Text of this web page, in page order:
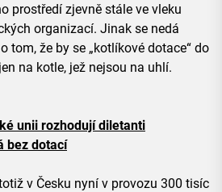
prostředí zjevně stále ve vleku
organizací. Jinak se nedá
tom, že by se „kotlíkové dotace“ do
na kotle, jež nejsou na uhlí.
unii rozhodují diletanti
bez dotací
v Česku nyní v provozu 300 tisíc